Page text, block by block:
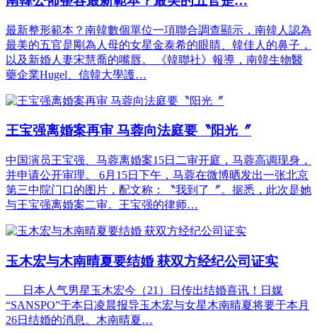
最新整形範本？南韓數個單位一項聯合調查顯示，南韓人認為
最美的五官是剛為人母的女星金泰希的眼睛、韓佳人的鼻子，
以及新婚人妻宋慧喬的嘴唇。 《韓聯社》報導，南韓生物醫
藥企業Hugel、信韓大學護…
王宝强离婚案再审 马蓉向法庭要〝阳光〞
中国演员王宝强、马蓉离婚案15日二审开庭，马蓉高调现身，
并申请公开审理。 6月15日下午，马蓉在微博晒发出一张北京
第三中院门口的图片，配文称：〝我到了〞。据悉，此次是她
与王宝强离婚案二审。王宝强的律师…
玉木宏与木南晴夏要结婚 获双方经纪公司证实
日本人气男星玉木宏今（21）日传出结婚喜讯！日媒
“SANSPO”于本日凌晨报导玉木宏与女星木南晴夏将要于本月
26日结婚的消息。木南晴夏…